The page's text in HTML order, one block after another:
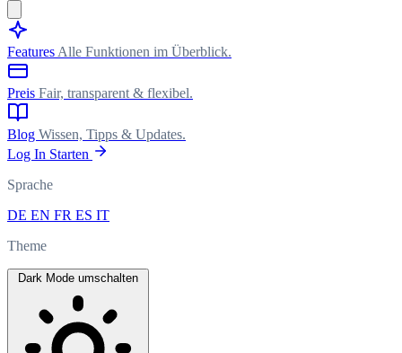
Features Alle Funktionen im Überblick.
Preis Fair, transparent & flexibel.
Blog Wissen, Tipps & Updates.
Log In Starten
Sprache
DE EN FR ES IT
Theme
Dark Mode umschalten